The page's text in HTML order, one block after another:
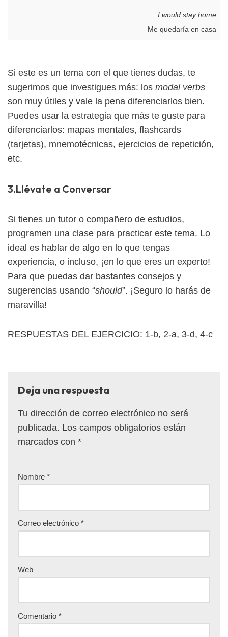
I would stay home
Me quedaría en casa
Si este es un tema con el que tienes dudas, te
sugerimos que investigues más: los modal verbs
son muy útiles y vale la pena diferenciarlos bien.
Puedes usar la estrategia que más te guste para
diferenciarlos: mapas mentales, flashcards
(tarjetas), mnemotécnicas, ejercicios de repetición,
etc.
3.Llévate a Conversar
Si tienes un tutor o compañero de estudios,
programen una clase para practicar este tema. Lo
ideal es hablar de algo en lo que tengas
experiencia, o incluso, ¡en lo que eres un experto!
Para que puedas dar bastantes consejos y
sugerencias usando “should”. ¡Seguro lo harás de
maravilla!
RESPUESTAS DEL EJERCICIO: 1-b, 2-a, 3-d, 4-c
Deja una respuesta
Tu dirección de correo electrónico no será
publicada. Los campos obligatorios están
marcados con *
Nombre *
Correo electrónico *
Web
Comentario *